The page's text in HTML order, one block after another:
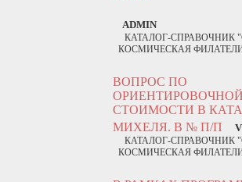
ADMIN
КАТАЛОГ-СПРАВОЧНИК
КОСМИЧЕСКАЯ
ВОПРОС ПО
ОРИЕНТИРОВОЧНОЙ
СТОИМОСТИ В
МИХЕЛЯ. В № П/П
КАТАЛОГ-СПРАВОЧНИК
КОСМИЧЕСКАЯ